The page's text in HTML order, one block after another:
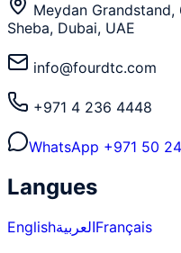
Meydan
Sheba, Dubai, UAE
info@fourdtc.com
+971 4 236 4448
WhatsApp +971 50
Langues
EnglishالعربيةFrançais